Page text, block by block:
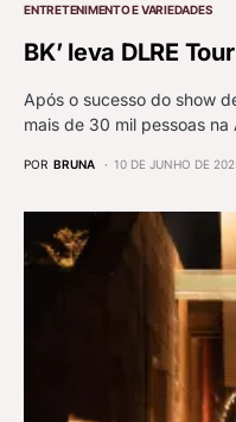
ENTRETENIMENTO E VARIEDADES
BK’ leva DLRE
Após o sucesso do show
mais de 30 mil pessoas
POR BRUNA 10 DE JUNHO DE